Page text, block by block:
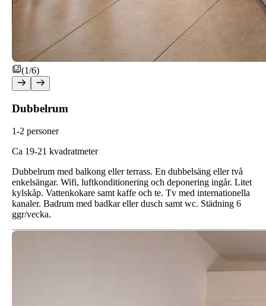
(1/6)
Dubbelrum
1-2 personer
Ca 19-21 kvadratmeter
Dubbelrum med balkong eller terrass. En dubbelsäng eller två
enkelsängar. Wifi, luftkonditionering och deponering ingår. Litet
kylskåp. Vattenkokare samt kaffe och te. Tv med internationella
kanaler. Badrum med badkar eller dusch samt wc. Städning 6
ggr/vecka.